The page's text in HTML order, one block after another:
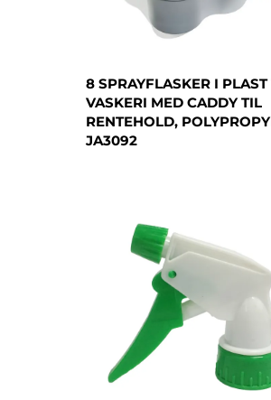
8 SPRAYFLASKER I PLAST
VASKERI MED CADDY TIL
RENTEHOLD,
JA3092